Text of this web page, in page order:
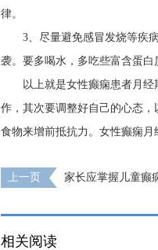
律。
3、尽量避免感冒发烧等疾
袭。要多喝水，多吃些富含蛋白
以上就是女性癫痫患者月
作，其次要调整好自己的心态
食物来增前抵抗力。女性癫痫月
上一页 家长应掌握儿童癫
相关阅读